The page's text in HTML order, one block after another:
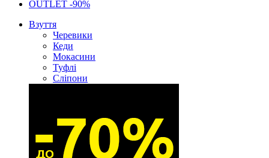
OUTLET -90%
Взуття
Черевики
Кеди
Мокасини
Туфлі
Сліпони